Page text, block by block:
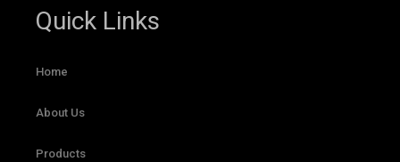
Quick Links
Home
About Us
Products